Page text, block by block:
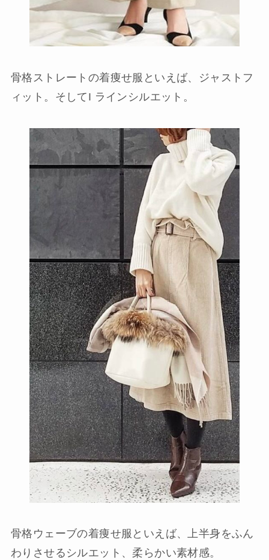
骨格ストレートの着痩せ服といえば、ジャストフ
ィット。そしてI ラインシルエット。
骨格ウェーブの着痩せ服といえば、上半身をふん
わりさせるシルエット、柔らかい素材感。